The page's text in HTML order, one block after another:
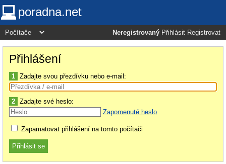
poradna.net
Neregistrovaný Přihlásit Registrovat
Přihlášení
1 Zadajte svou přezdívku nebo e-mail:
2 Zadajte své heslo:
Zapomenuté heslo
Zapamatovat přihlášení na tomto počítači